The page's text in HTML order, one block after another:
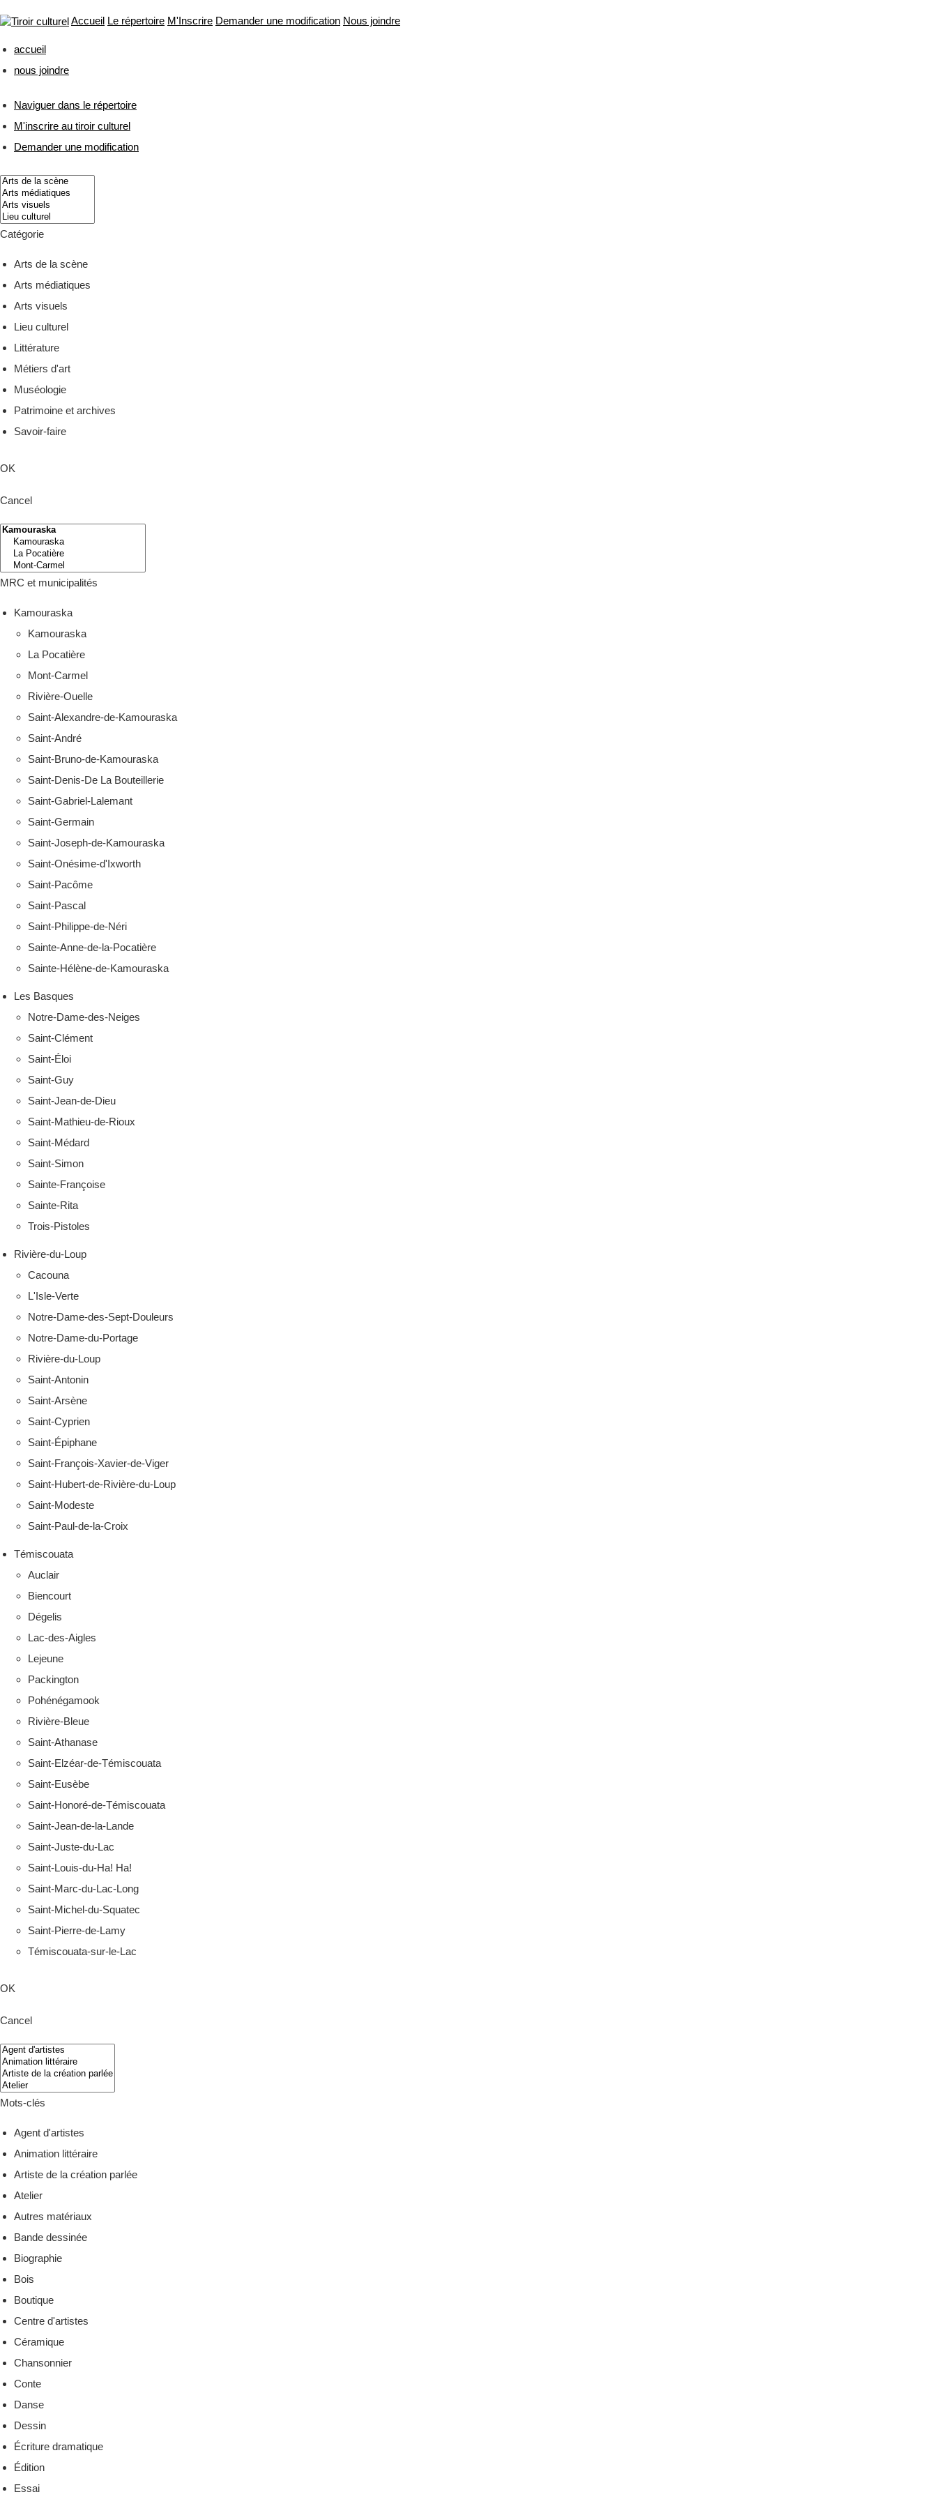
Accueil Le répertoire M'Inscrire Demander une modification Nous joindre
accueil
nous joindre
Naviguer dans le répertoire
M'inscrire au tiroir culturel
Demander une modification
Catégorie
Arts de la scène
Arts médiatiques
Arts visuels
Lieu culturel
Littérature
Métiers d'art
Muséologie
Patrimoine et archives
Savoir-faire
OK
Cancel
MRC et municipalités
Kamouraska
Kamouraska
La Pocatière
Mont-Carmel
Rivière-Ouelle
Saint-Alexandre-de-Kamouraska
Saint-André
Saint-Bruno-de-Kamouraska
Saint-Denis-De La Bouteillerie
Saint-Gabriel-Lalemant
Saint-Germain
Saint-Joseph-de-Kamouraska
Saint-Onésime-d'Ixworth
Saint-Pacôme
Saint-Pascal
Saint-Philippe-de-Néri
Sainte-Anne-de-la-Pocatière
Sainte-Hélène-de-Kamouraska
Les Basques
Notre-Dame-des-Neiges
Saint-Clément
Saint-Éloi
Saint-Guy
Saint-Jean-de-Dieu
Saint-Mathieu-de-Rioux
Saint-Médard
Saint-Simon
Sainte-Françoise
Sainte-Rita
Trois-Pistoles
Rivière-du-Loup
Cacouna
L'Isle-Verte
Notre-Dame-des-Sept-Douleurs
Notre-Dame-du-Portage
Rivière-du-Loup
Saint-Antonin
Saint-Arsène
Saint-Cyprien
Saint-Épiphane
Saint-François-Xavier-de-Viger
Saint-Hubert-de-Rivière-du-Loup
Saint-Modeste
Saint-Paul-de-la-Croix
Témiscouata
Auclair
Biencourt
Dégelis
Lac-des-Aigles
Lejeune
Packington
Pohénégamook
Rivière-Bleue
Saint-Athanase
Saint-Elzéar-de-Témiscouata
Saint-Eusèbe
Saint-Honoré-de-Témiscouata
Saint-Jean-de-la-Lande
Saint-Juste-du-Lac
Saint-Louis-du-Ha! Ha!
Saint-Marc-du-Lac-Long
Saint-Michel-du-Squatec
Saint-Pierre-de-Lamy
Témiscouata-sur-le-Lac
OK
Cancel
Mots-clés
Agent d'artistes
Animation littéraire
Artiste de la création parlée
Atelier
Autres matériaux
Bande dessinée
Biographie
Bois
Boutique
Centre d'artistes
Céramique
Chansonnier
Conte
Danse
Dessin
Écriture dramatique
Édition
Essai